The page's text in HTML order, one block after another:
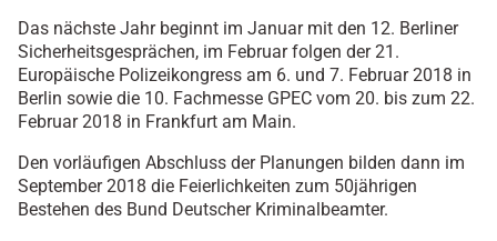
Das nächste Jahr beginnt im Januar mit den 12. Berliner
Sicherheitsgesprächen, im Februar folgen der 21.
Europäische Polizeikongress am 6. und 7. Februar 2018 in
Berlin sowie die 10. Fachmesse GPEC vom 20. bis zum 22.
Februar 2018 in Frankfurt am Main.
Den vorläufigen Abschluss der Planungen bilden dann im
September 2018 die Feierlichkeiten zum 50jährigen
Bestehen des Bund Deutscher Kriminalbeamter.